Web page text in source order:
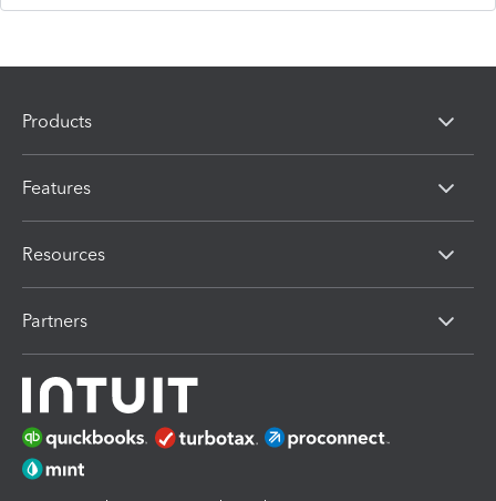
Products
Features
Resources
Partners